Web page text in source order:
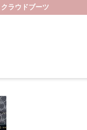
クラウドブーツ